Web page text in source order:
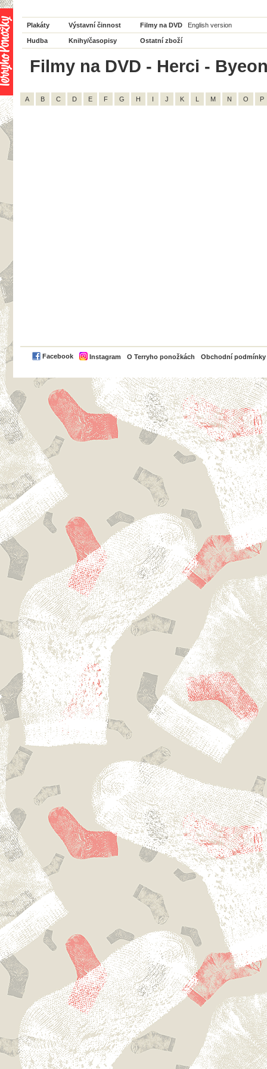
Plakáty Výstavní činnost Filmy na DVD English version
Hudba Knihy/časopisy Ostatní zboží
Filmy na DVD - Herci -
A B C D E F G H I J K L M N O P
Facebook Instagram O Terryho ponožkách Obchodní podmínky
PayPal